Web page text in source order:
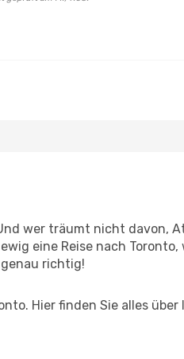
wer träumt nicht davon,
eine Reise nach
richtig!
Hier finden Sie alles über